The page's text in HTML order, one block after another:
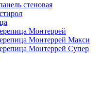
стеновая
Монтеррей
Монтеррей Макси
Монтеррей Супер